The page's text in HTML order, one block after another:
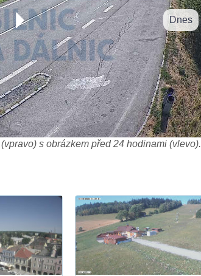
Dnes
s obrázkem před 24 hodinami (vlevo).